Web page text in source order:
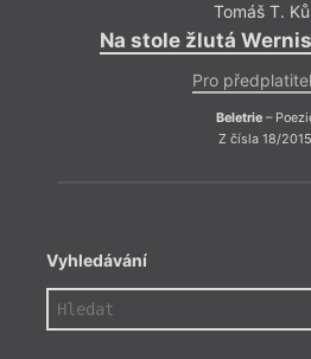
Tomáš T.
Na stole žlutá
Pro
Beletrie–
Z čísla 18/2015
Vyhledávání